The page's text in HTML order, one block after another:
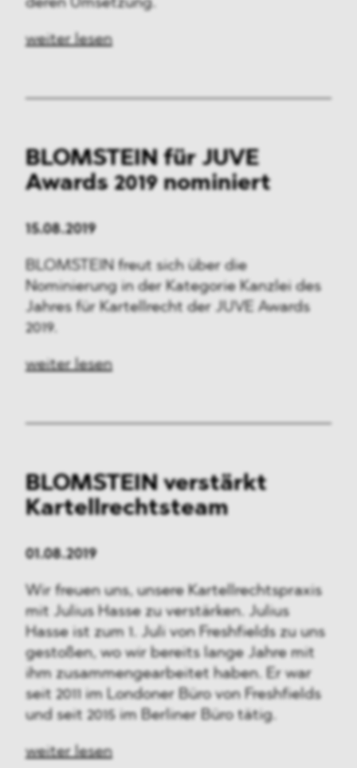
deren Umsetzung.
weiter lesen
BLOMSTEIN für JUVE
Awards 2019 nominiert
15.08.2019
BLOMSTEIN freut sich über die
Nominierung in der Kategorie Kanzlei des
Jahres für Kartellrecht der JUVE Awards
2019.
weiter lesen
BLOMSTEIN verstärkt
Kartellrechtsteam
01.08.2019
Wir freuen uns, unsere Kartellrechtspraxis
mit Julius Hasse zu verstärken. Julius
Hasse ist zum 1. Juli von Freshfields zu uns
gestoßen, wo wir bereits lange Jahre mit
ihm zusammengearbeitet haben. Er war
seit 2011 im Londoner Büro von Freshfields
und seit 2015 im Berliner Büro tätig.
weiter lesen